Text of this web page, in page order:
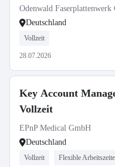
Odenwald Faserplattenwerk
Deutschland
Vollzeit
28.07.2026
Key Account
Vollzeit
EPnP Medical GmbH
Deutschland
Vollzeit Flexible